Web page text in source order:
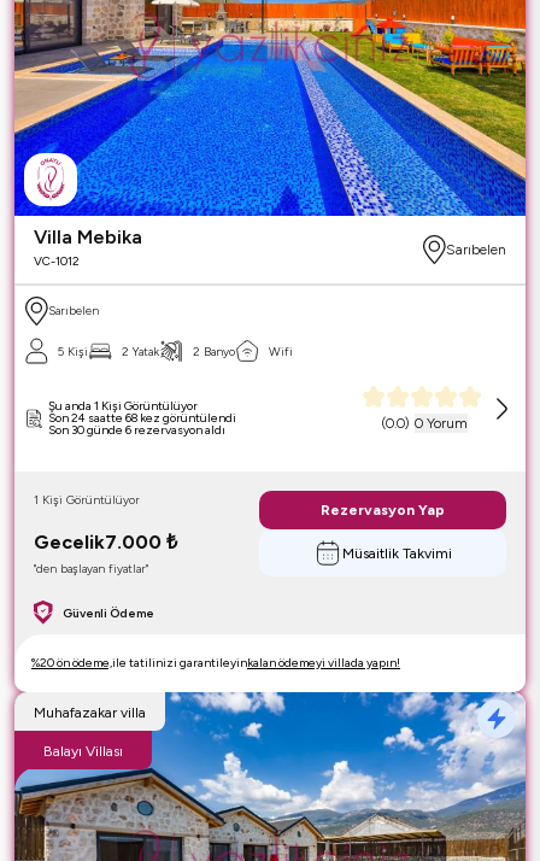
Villa Mebika
VC-1012
Sarıbelen
Sarıbelen
5 Kişi 2 Yatak 2 Banyo Wifi
(0.0) 0 Yorum
Şu anda 1 Kişi Görüntülüyor
Son 24 saatte 68 kez görüntülendi
Son 30 günde 6 rezervasyon aldı
Güvenli Ödeme
Gecelik7.000 ₺
"den başlayan fiyatlar"
1 Kişi Görüntülüyor
Rezervasyon Yap
Müsaitlik Takvimi
%20 ön ödeme,ile tatilinizi garantileyinkalan ödemeyi villada yapın!
Muhafazakar villa
Balayı Villası